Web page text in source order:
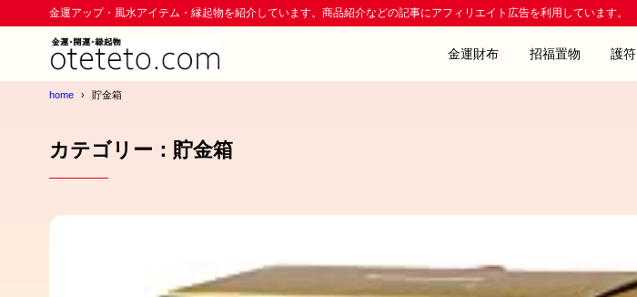
金運アップ・風水アイテム・縁起物を紹介しています。商品紹介などの記事にアフィリエイト広告を利用しています。
金運財布 招福置物 護符
home 貯金箱
カテゴリー：貯金箱